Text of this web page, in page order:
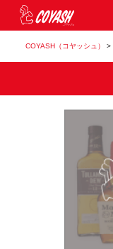
COYASH（コヤッシュ） >